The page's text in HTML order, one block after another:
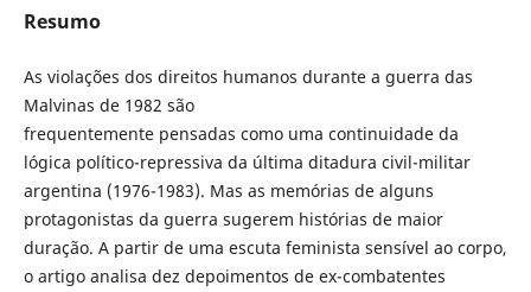
Resumo
As violações dos direitos humanos durante a guerra das
Malvinas de 1982 são
frequentemente pensadas como uma continuidade da
lógica político-repressiva da última ditadura civil-militar
argentina (1976-1983). Mas as memórias de alguns
protagonistas da guerra sugerem histórias de maior
duração. A partir de uma escuta feminista sensível ao corpo,
o artigo analisa dez depoimentos de ex-combatentes